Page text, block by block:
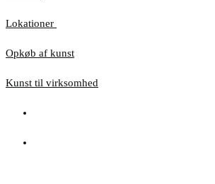
Lokationer
Opkøb af kunst
Kunst til virksomhed